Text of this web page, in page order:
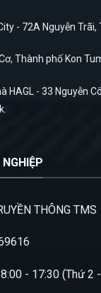
- 72A Nguyễn Trãi,
Thành phố Kon
HAGL - 33 Nguyễn
THÔNG TMS
- 17:30 (Thứ 2